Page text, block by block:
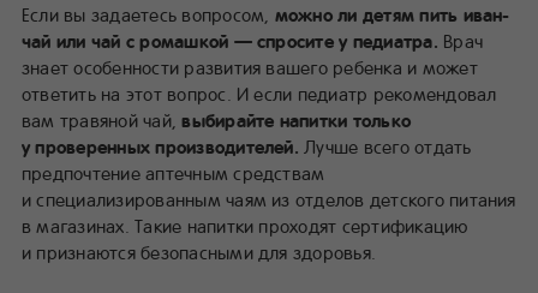
Если вы задаетесь вопросом, можно ли детям пить иван-
чай или чай с ромашкой — спросите у педиатра. Врач
знает особенности развития вашего ребенка и может
ответить на этот вопрос. И если педиатр рекомендовал
вам травяной чай,выбирайте напитки только
у проверенных производителей. Лучше всего отдать
предпочтение аптечным средствам
и специализированным чаям из отделов детского питания
в магазинах. Такие напитки проходят сертификацию
и признаются безопасными для здоровья.